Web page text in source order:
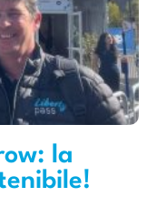
la